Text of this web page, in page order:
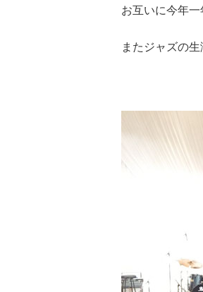
お互いに今年
またジャズの